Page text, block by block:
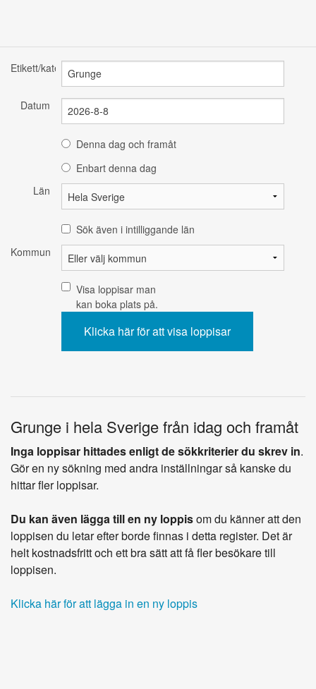
Etikett/kategori
Datum
Denna dag och framåt
Enbart denna dag
Län
Sök även i intilliggande län
Kommun
Visa loppisar man
kan boka plats på.
Grunge i hela Sverige från idag och framåt
Inga loppisar hittades enligt de sökkriterier du skrev in.
Gör en ny sökning med andra inställningar så kanske du
hittar fler loppisar.
Du kan även lägga till en ny loppisom du känner att den
loppisen du letar efter borde finnas i detta register. Det är
helt kostnadsfritt och ett bra sätt att få fler besökare till
loppisen.
Klicka här för att lägga in en ny loppis